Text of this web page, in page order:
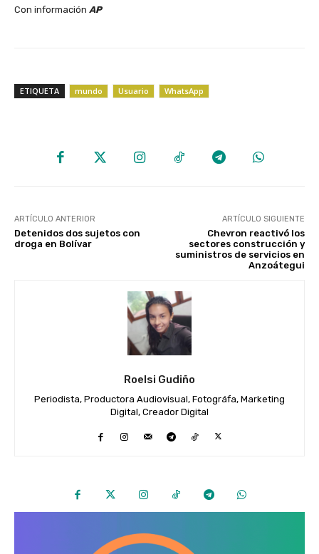
‎Con información AP
ETIQUETA mundo Usuario WhatsApp
ARTÍCULO ANTERIOR
Detenidos dos sujetos con
droga en Bolívar
ARTÍCULO SIGUIENTE
Chevron reactivó los
sectores construcción y
suministros de servicios en
Anzoátegui
Roelsi Gudiño
Periodista, Productora Audiovisual, Fotográfa, Marketing
Digital, Creador Digital